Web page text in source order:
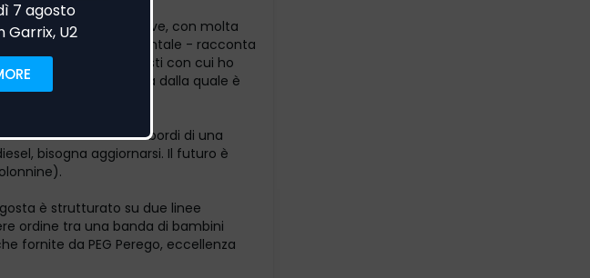
rappresenta e descrive, con molta
di emergenza ambientale - racconta
bravissimi professionisti con cui ho
simpatica e Lettrica dalla quale è
incontrandosi ai bordi di una
bisogna aggiornarsi. Il futuro è
è strutturato su due linee
ordine tra una banda di bambini
fornite da PEG Perego, eccellenza